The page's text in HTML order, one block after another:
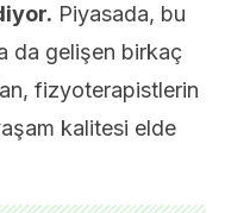
Piyasada, bu
da gelişen birkaç
fizyoterapistlerin
kalitesi elde